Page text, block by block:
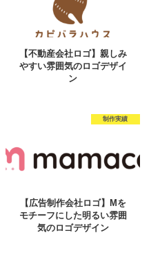
【不動産会社ロゴ】親しみ
やすい雰囲気のロゴデザイ
ン
制作実績
【広告制作会社ロゴ】Mを
モチーフにした明るい雰囲
気のロゴデザイン